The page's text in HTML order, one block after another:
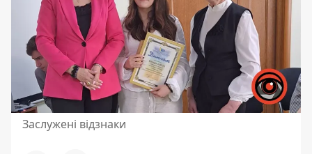
Заслужені відзнаки